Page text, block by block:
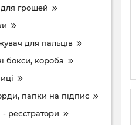
грошей
для пальців
бокси, короба
папки на підпис
реєстратори